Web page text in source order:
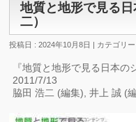
地質と地形で見る
二）
投稿日 : 2024年10月8日 | カテゴリー
『地質と地形で見る日本
2011/7/13
脇田 浩二 (編集), 井上 誠 (